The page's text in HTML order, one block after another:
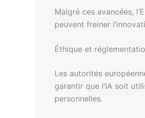
Malgré ces avancées,
peuvent freiner
Éthique et
Les autorités
garantir que l’IA soit
personnelles.